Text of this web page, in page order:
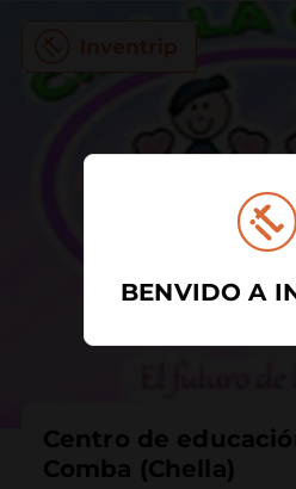
Centro de
Comba (Chella)
BENVIDO A